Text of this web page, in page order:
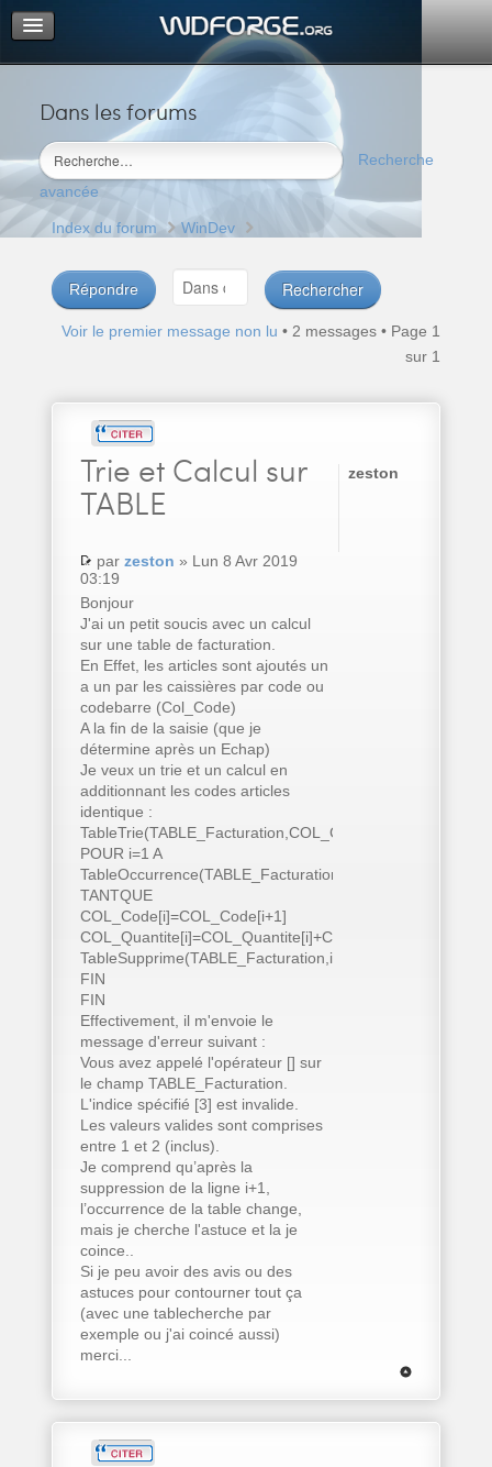
Dans les forums
Recherche
avancée
Portail
Index du forum
M’enregistrer
Connexion
Index du forum WinDev
Répondre
Voir le premier message non lu • 2 messages • Page 1
sur 1
Trie et Calcul sur
TABLE
par zeston » Lun 8 Avr 2019
03:19
Bonjour
J'ai un petit soucis avec un calcul
sur une table de facturation.
En Effet, les articles sont ajoutés un
a un par les caissières par code ou
codebarre (Col_Code)
A la fin de la saisie (que je
détermine après un Echap)
Je veux un trie et un calcul en
additionnant les codes articles
identique :
TableTrie(TABLE_Facturation,COL_Code..Nom)
POUR i=1 A
TableOccurrence(TABLE_Facturation)
TANTQUE
COL_Code[i]=COL_Code[i+1]
COL_Quantite[i]=COL_Quantite[i]+COL_Quantite[i+1]
TableSupprime(TABLE_Facturation,i+1)
FIN
FIN
Effectivement, il m'envoie le
message d'erreur suivant :
Vous avez appelé l'opérateur [] sur
le champ TABLE_Facturation.
L'indice spécifié [3] est invalide.
Les valeurs valides sont comprises
entre 1 et 2 (inclus).
Je comprend qu’après la
suppression de la ligne i+1,
l’occurrence de la table change,
mais je cherche l'astuce et la je
coince..
Si je peu avoir des avis ou des
astuces pour contourner tout ça
(avec une tablecherche par
exemple ou j'ai coincé aussi)
merci...
zeston